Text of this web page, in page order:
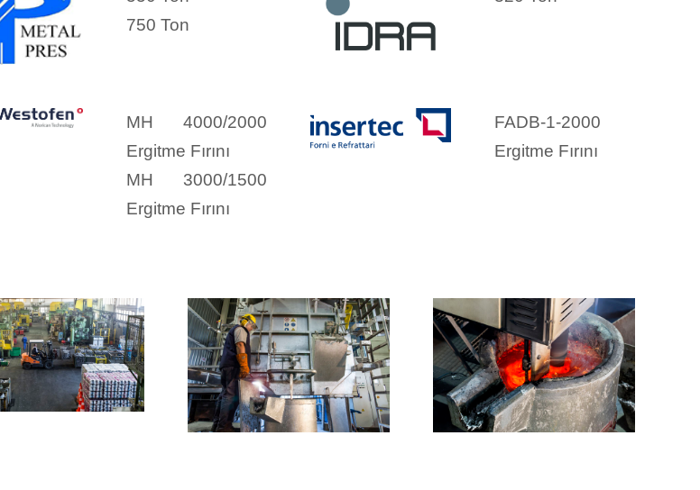
750 Ton
MH 4000/2000
Ergitme Fırını
MH 3000/1500
Ergitme Fırını
FADB-1-2000
Ergitme Fırını